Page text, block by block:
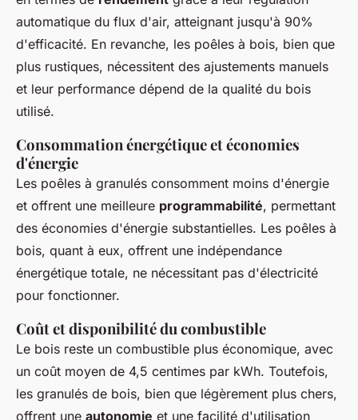
automatique du flux d'air, atteignant jusqu'à 90%
d'efficacité. En revanche, les poêles à bois, bien que
plus rustiques, nécessitent des ajustements manuels
et leur performance dépend de la qualité du bois
utilisé.
Consommation énergétique et économies
d'énergie
Les poêles à granulés consomment moins d'énergie
et offrent une meilleure programmabilité, permettant
des économies d'énergie substantielles. Les poêles à
bois, quant à eux, offrent une indépendance
énergétique totale, ne nécessitant pas d'électricité
pour fonctionner.
Coût et disponibilité du combustible
Le bois reste un combustible plus économique, avec
un coût moyen de 4,5 centimes par kWh. Toutefois,
les granulés de bois, bien que légèrement plus chers,
offrent une autonomie et une facilité d'utilisation